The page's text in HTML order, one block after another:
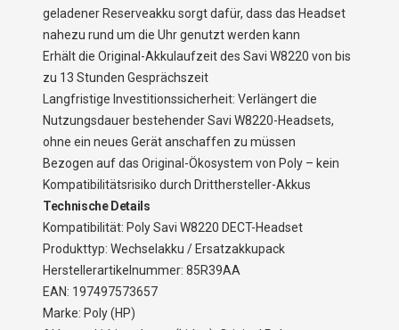
geladener Reserveakku sorgt dafür, dass das Headset
nahezu rund um die Uhr genutzt werden kann
Erhält die Original-Akkulaufzeit des Savi W8220 von bis
zu 13 Stunden Gesprächszeit
Langfristige Investitionssicherheit: Verlängert die
Nutzungsdauer bestehender Savi W8220-Headsets,
ohne ein neues Gerät anschaffen zu müssen
Bezogen auf das Original-Ökosystem von Poly – kein
Kompatibilitätsrisiko durch Dritthersteller-Akkus
Technische Details
Kompatibilität: Poly Savi W8220 DECT-Headset
Produkttyp: Wechselakku / Ersatzakkupack
Herstellerartikelnummer: 85R39AA
EAN: 197497573657
Marke: Poly (HP)